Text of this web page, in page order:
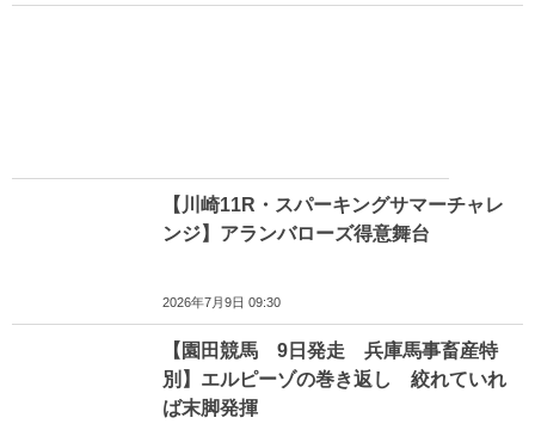
【川崎11R・スパーキングサマーチャレ
ンジ】アランバローズ得意舞台
2026年7月9日 09:30
【園田競馬 9日発走 兵庫馬事畜産特
別】エルピーゾの巻き返し 絞れていれ
ば末脚発揮